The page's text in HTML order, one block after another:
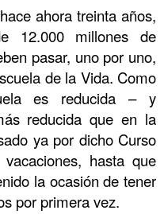
ahora treinta años,
12.000 millones de
pasar, uno por uno,
de la Vida. Como
es reducida – y
reducida que en la
ya por dicho Curso
hasta que
la ocasión de tener
por primera vez.